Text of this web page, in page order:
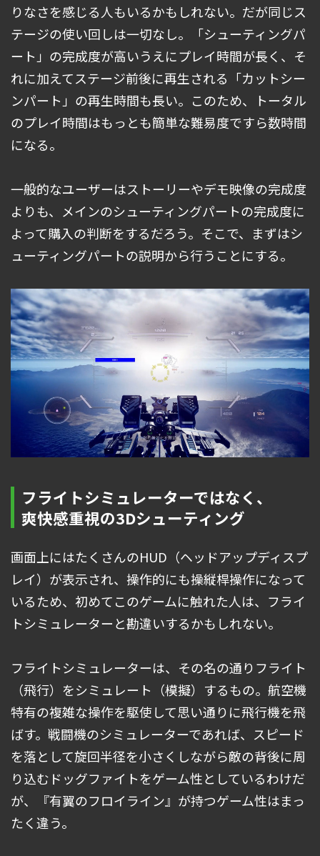
りなさを感じる人もいるかもしれない。だが同じス
テージの使い回しは一切なし。「シューティングパ
ート」の完成度が高いうえにプレイ時間が長く、そ
れに加えてステージ前後に再生される「カットシー
ンパート」の再生時間も長い。このため、トータル
のプレイ時間はもっとも簡単な難易度ですら数時間
になる。
一般的なユーザーはストーリーやデモ映像の完成度
よりも、メインのシューティングパートの完成度に
よって購入の判断をするだろう。そこで、まずはシ
ューティングパートの説明から行うことにする。
フライトシミュレーターではなく、
爽快感重視の3Dシューティング
画面上にはたくさんのHUD（ヘッドアップディスプ
レイ）が表示され、操作的にも操縦桿操作になって
いるため、初めてこのゲームに触れた人は、フライ
トシミュレーターと勘違いするかもしれない。
フライトシミュレーターは、その名の通りフライト
（飛行）をシミュレート（模擬）するもの。航空機
特有の複雑な操作を駆使して思い通りに飛行機を飛
ばす。戦闘機のシミュレーターであれば、スピード
を落として旋回半径を小さくしながら敵の背後に周
り込むドッグファイトをゲーム性としているわけだ
が、『有翼のフロイライン』が持つゲーム性はまっ
たく違う。